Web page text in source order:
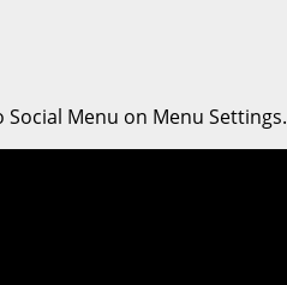
Menu on Menu Settings.